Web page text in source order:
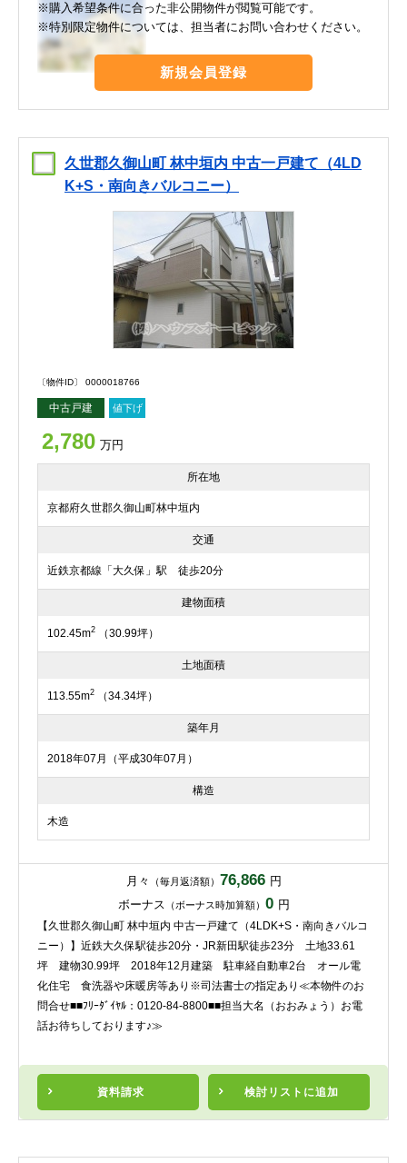
※購入希望条件に合った非公開物件が閲覧可能です。
※特別限定物件については、担当者にお問い合わせください。
新規会員登録
久世郡久御山町 林中垣内 中古一戸建て（4LD
K+S・南向きバルコニー）
〔物件ID〕 0000018766
中古戸建 値下げ
2,780 万円
所在地
京都府久世郡久御山町林中垣内
交通
近鉄京都線「大久保」駅 徒歩20分
建物面積
102.45m2 （30.99坪）
土地面積
113.55m2 （34.34坪）
築年月
2018年07月（平成30年07月）
構造
木造
月々 （毎月返済額） 76,866 円
ボーナス （ボーナス時加算額） 0 円
資料請求 検討リスト に追加
【久世郡久御山町 林中垣内 中古一戸建て（4LDK+S・南向きバルコ
ニー）】近鉄大久保駅徒歩20分・JR新田駅徒歩23分 土地33.61
坪 建物30.99坪 2018年12月建築 駐車経自動車2台 オール電
化住宅 食洗器や床暖房等あり※司法書士の指定あり≪本物件のお
問合せ■■ﾌﾘｰﾀﾞｲﾔﾙ：0120-84-8800■■担当大名（おおみょう）お電
話お待ちしております♪≫